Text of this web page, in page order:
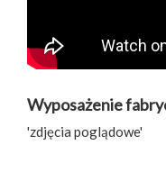
Wyposażenie
'zdjęcia poglądowe'